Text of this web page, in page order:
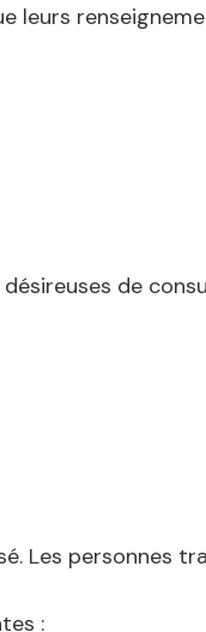
leurs
de
Les personnes
: